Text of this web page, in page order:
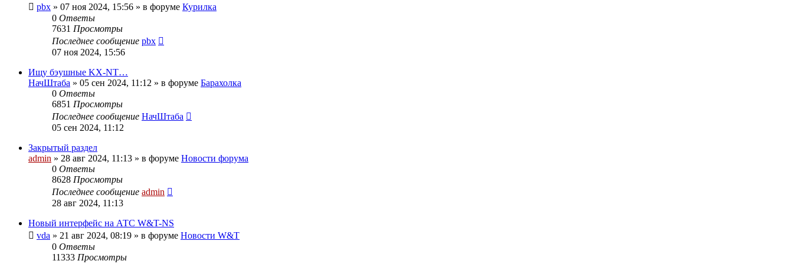
pbx » 07 ноя 2024, 15:56 » в форуме Курилка
0 Ответы
7631 Просмотры
Последнее сообщение pbx
07 ноя 2024, 15:56
Ищу бэушные KX-NT…
НачШтаба » 05 сен 2024, 11:12 » в форуме Барахолка
0 Ответы
6851 Просмотры
Последнее сообщение НачШтаба
05 сен 2024, 11:12
Закрытый раздел
admin » 28 авг 2024, 11:13 » в форуме Новости форума
0 Ответы
8628 Просмотры
Последнее сообщение admin
28 авг 2024, 11:13
Новый интерфейс на АТС W&T-NS
vda » 21 авг 2024, 08:19 » в форуме Новости W&T
0 Ответы
11333 Просмотры